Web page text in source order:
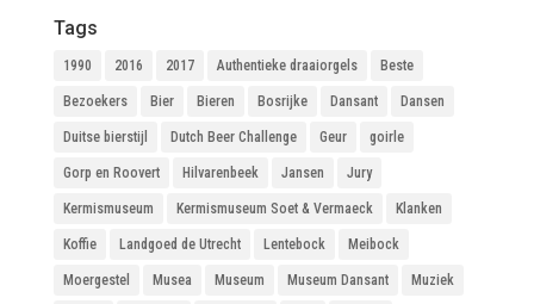
Tags
1990 2016 2017 Authentieke draaiorgels Beste
Bezoekers Bier Bieren Bosrijke Dansant Dansen
Duitse bierstijl Dutch Beer Challenge Geur goirle
Gorp en Roovert Hilvarenbeek Jansen Jury
Kermismuseum Kermismuseum Soet & Vermaeck Klanken
Koffie Landgoed de Utrecht Lentebock Meibock
Moergestel Musea Museum Museum Dansant Muziek